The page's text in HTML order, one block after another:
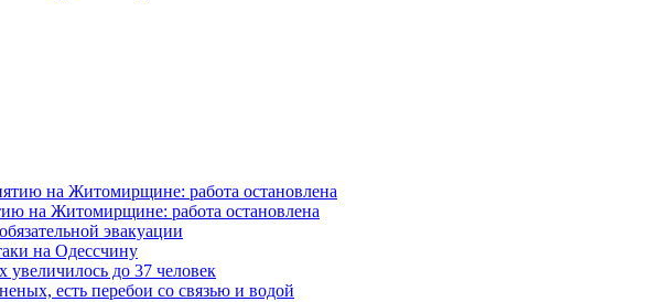
на Житомирщине: работа остановлена
эвакуации
на Одессчину
увеличилось до 37 человек
есть перебои со связью и водой